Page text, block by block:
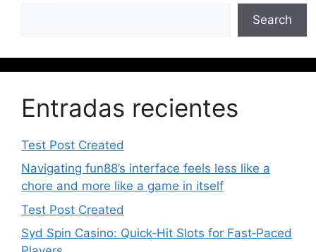
Search
Entradas recientes
Test Post Created
Navigating fun88’s interface feels less like a
chore and more like a game in itself
Test Post Created
Syd Spin Casino: Quick‑Hit Slots for Fast‑Paced